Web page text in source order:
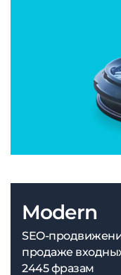
Modern
SEO-
продаже
2445 фразам